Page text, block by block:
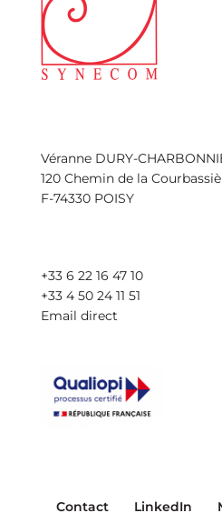
Véranne DURY-
120 Chemin de la
F-74330 POISY
+33 6 22 16 47 10
+33 4 50 24 11 51
Email direct
Contact LinkedIn